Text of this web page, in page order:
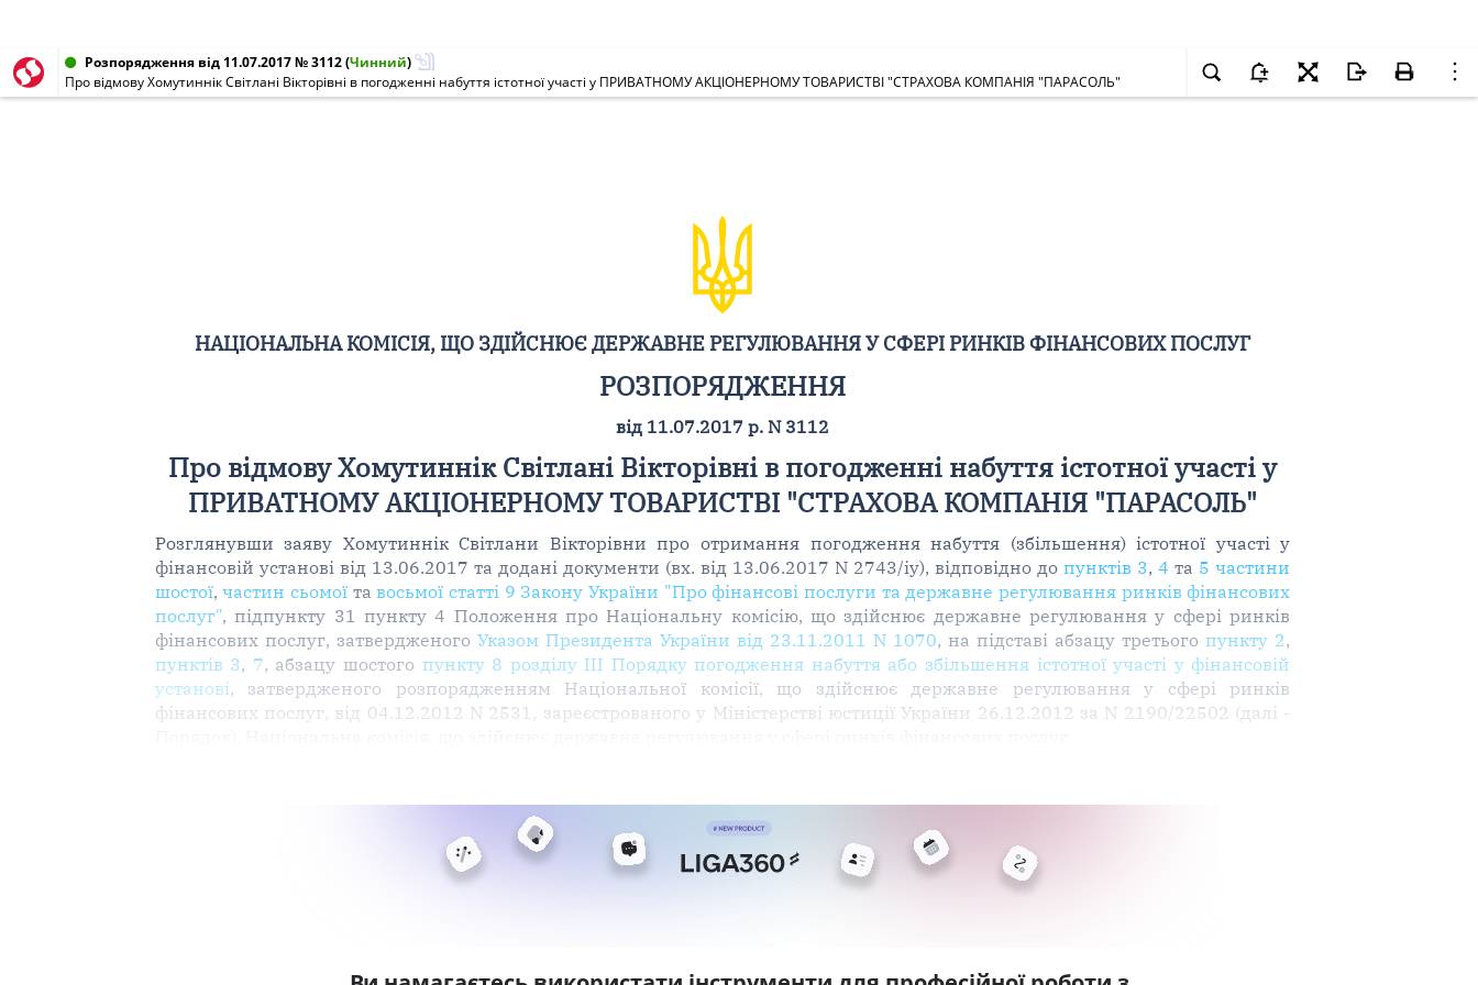
Розпорядження від 11.07.2017 № 3112(Чинний)
Про відмову Хомутиннік Світлані Вікторівні в погодженні набуття істотної участі у ПРИВАТНОМУ АКЦІОНЕРНОМУ ТОВАРИСТВІ "СТРАХОВА КОМПАНІЯ "ПАРАСОЛЬ"
НАЦІОНАЛЬНА КОМІСІЯ, ЩО ЗДІЙСНЮЄ ДЕРЖАВНЕ РЕГУЛЮВАННЯ У СФЕРІ РИНКІВ ФІНАНСОВИХ ПОСЛУГ
РОЗПОРЯДЖЕННЯ
від 11.07.2017 р. N 3112
Про відмову Хомутиннік Світлані Вікторівні в погодженні набуття істотної участі у
ПРИВАТНОМУ АКЦІОНЕРНОМУ ТОВАРИСТВІ "СТРАХОВА КОМПАНІЯ "ПАРАСОЛЬ"
Розглянувши заяву Хомутиннік Світлани Вікторівни про отримання погодження набуття (збільшення) істотної участі у
фінансовій установі від 13.06.2017 та додані документи (вх. від 13.06.2017 N 2743/іу), відповідно допунктів 3,4 та 5 частини
шостої,частин сьомої тавосьмої статті 9 Закону України "Про фінансові послуги та державне регулювання ринків фінансових
послуг", підпункту 31 пункту 4 Положення про Національну комісію, що здійснює державне регулювання у сфері ринків
фінансових послуг, затвердженого Указом Президента України від 23.11.2011 N 1070, на підставі абзацу третьогопункту 2,
пунктів 3, 7, абзацу шостого пункту 8 розділу III Порядку погодження набуття або збільшення істотної участі у фінансовій
установі, затвердженого розпорядженням Національної комісії, що здійснює державне регулювання у сфері ринків
фінансових послуг, від 04.12.2012 N 2531, зареєстрованого у Міністерстві юстиції України 26.12.2012 за N 2190/22502 (далі -